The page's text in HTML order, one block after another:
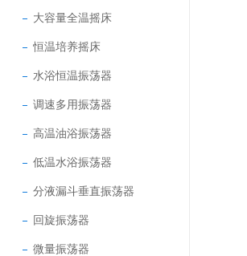
大容量全温摇床
恒温培养摇床
水浴恒温振荡器
调速多用振荡器
高温油浴振荡器
低温水浴振荡器
分液漏斗垂直振荡器
回旋振荡器
微量振荡器